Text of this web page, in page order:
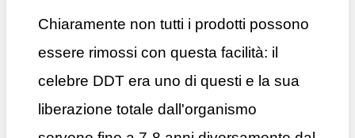
Chiaramente non tutti i prodotti possono
essere rimossi con questa facilità: il
celebre DDT era uno di questi e la sua
liberazione totale dall'organismo